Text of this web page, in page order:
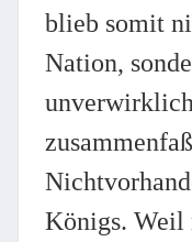
blieb somit
Nation,
Königs. Weil